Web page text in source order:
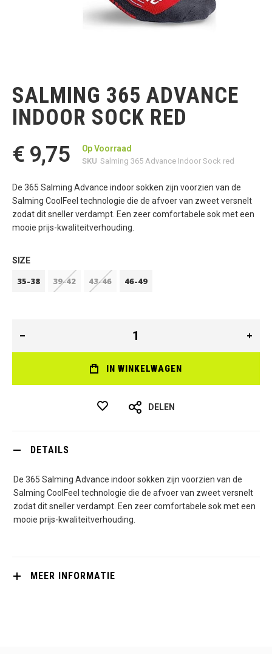
begin
van
afbeeldingen-
SALMING 365 ADVANCE
INDOOR SOCK RED
€ 9,75
Op Voorraad
SKU Salming 365 Advance Indoor Sock red
De 365 Salming Advance indoor sokken zijn voorzien van de
Salming CoolFeel technologie die de afvoer van zweet versnelt
zodat dit sneller verdampt. Een zeer comfortabele sok met een
mooie prijs-kwaliteitverhouding.
SIZE
35-38 39-42 43-46 46-49
IN WINKELWAGEN
DELEN
DETAILS
De 365 Salming Advance indoor sokken zijn voorzien van de
Salming CoolFeel technologie die de afvoer van zweet versnelt
zodat dit sneller verdampt. Een zeer comfortabele sok met een
mooie prijs-kwaliteitverhouding.
MEER INFORMATIE